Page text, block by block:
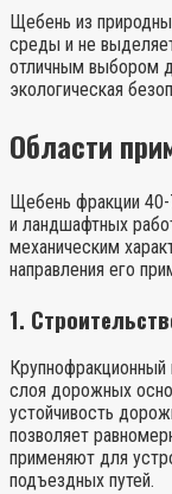
Щебень из
среды и не
отличным выбором
экологическая
Области
Щебень фракции 40-
и ландшафтных
механическим
направления его
1.
слоя дорожных
устойчивость
позволяет
применяют для
подъездных путей.